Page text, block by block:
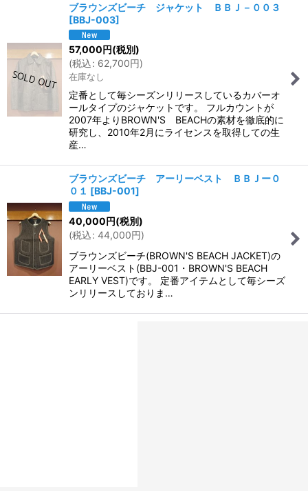
ブラウンズビーチ ジャケット ＢＢＪ－００３
[BBJ-003]
57,000円(税別)
(税込: 62,700円)
在庫なし
定番として毎シーズンリリースしているカバーオ
ールタイプのジャケットです。 フルカウントが
2007年よりBROWN'S BEACHの素材を徹底的に
研究し、2010年2月にライセンスを取得しての生
産…
ブラウンズビーチ アーリーベスト ＢＢＪー０
０１ [BBJ-001]
40,000円(税別)
(税込: 44,000円)
ブラウンズビーチ(BROWN'S BEACH JACKET)の
アーリーベスト(BBJ-001・BROWN'S BEACH
EARLY VEST)です。 定番アイテムとして毎シーズ
ンリリースしておりま…